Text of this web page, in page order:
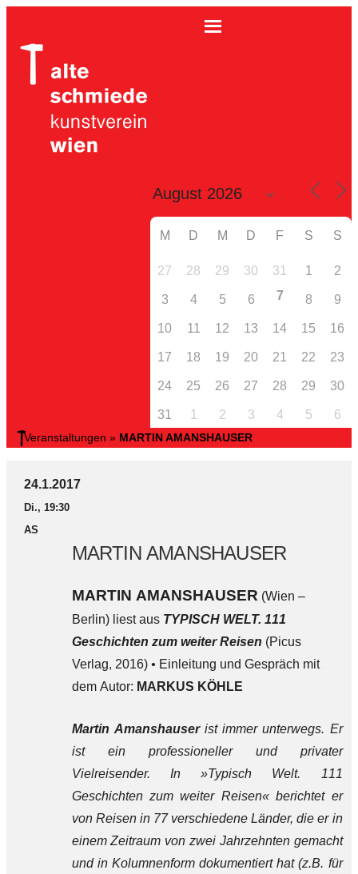
M D M D F S S
27 28 29 30 31 1 2
3 4 5 6 7 8 9
10 11 12 13 14 15 16
17 18 19 20 21 22 23
24 25 26 27 28 29 30
31 1 2 3 4 5 6
Veranstaltungen » MARTIN AMANSHAUSER
24.1.2017
Di., 19:30
AS
MARTIN AMANSHAUSER
MARTIN AMANSHAUSER (Wien –
Berlin) liest aus TYPISCH WELT. 111
Geschichten zum weiter Reisen (Picus
Verlag, 2016) • Einleitung und Gespräch mit
dem Autor: MARKUS KÖHLE
Martin Amanshauserist immer unterwegs. Er
ist ein professioneller und privater
Vielreisender. In »Typisch Welt. 111
Geschichten zum weiter Reisen« berichtet er
von Reisen in 77 verschiedene Länder, die er in
einem Zeitraum von zwei Jahrzehnten gemacht
und in Kolumnenform dokumentiert hat (z.B. für